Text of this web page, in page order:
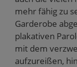
mehr fähig zu
Garderobe
plakativen
mit dem
aufzureißen,